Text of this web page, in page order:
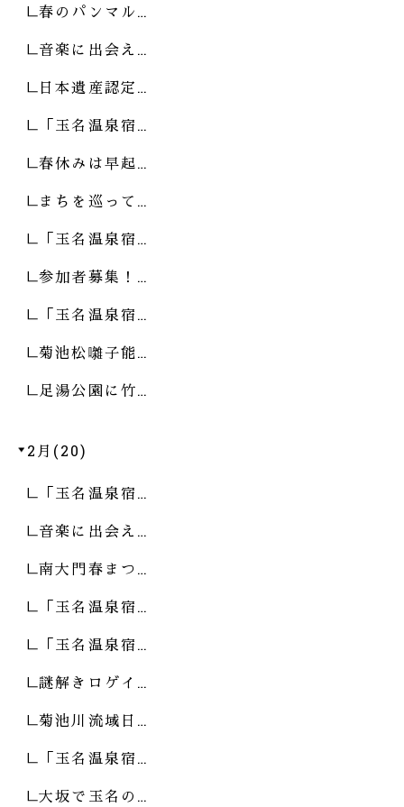
春のパンマル…
音楽に出会え…
日本遺産認定…
「玉名温泉宿…
春休みは早起…
まちを巡って…
「玉名温泉宿…
参加者募集！…
「玉名温泉宿…
菊池松囃子能…
足湯公園に竹…
2月(20)
「玉名温泉宿…
音楽に出会え…
南大門春まつ…
「玉名温泉宿…
「玉名温泉宿…
謎解きロゲイ…
菊池川流域日…
「玉名温泉宿…
大坂で玉名の…